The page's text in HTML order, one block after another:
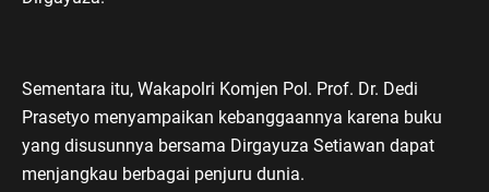
Sementara itu, Wakapolri Komjen Pol. Prof. Dr. Dedi
Prasetyo menyampaikan kebanggaannya karena buku
yang disusunnya bersama Dirgayuza Setiawan dapat
menjangkau berbagai penjuru dunia.